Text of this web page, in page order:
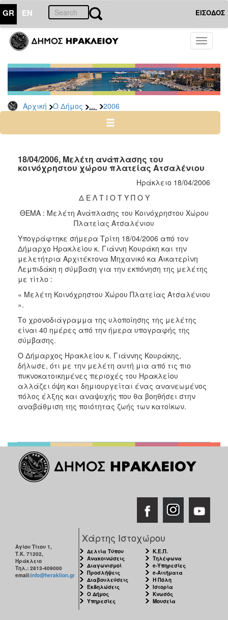
GR EN ΕΙΣΟΔΟΣ
Toggle
Αρχική Ο Δήμος ... 2006
ΔΗΜΟΣ
Δελτία
Τύπου
Αρχείο
2026
2024
2022
2019
2017
2016
2015
2013
2011
2010
ΤΟΠΟΣ
ΠΟΛΙΤΙΣΜΟΣ
ΑΝΘΕΚΤΙΚΗ
ΠΟΛΗ
18/04/2006, Μελέτη ανάπλασης του
κοινόχρηστου χώρου πλατείας Ατσαλένιου
Ηράκλειο 18/04/2006
Δ Ε Λ Τ Ι Ο Τ Υ Π Ο Υ
ΘΕΜΑ : Μελέτη Ανάπλασης του Κοινόχρηστου Χώρου
Πλατείας Ατσαλένιου
Υπογράφτηκε σήμερα Τρίτη 18/04/2006 από τον
Δήμαρχο Ηρακλείου κ. Γιάννη Κουράκη και την
μελετήτρια Αρχιτέκτονα Μηχανικό κα Αικατερίνη
Λεμπιδάκη η σύμβαση για την εκπόνηση της μελέτης
με τίτλο :
« Μελέτη Κοινόχρηστου Χώρου Πλατείας Ατσαλένιου
».
Το χρονοδιάγραμμα της υλοποίησης της μελέτης
είναι 40 ημέρες από την ήμερα υπογραφής της
σύμβασης.
Ο Δήμαρχος Ηρακλείου κ. Γιάννης Κουράκης,
δήλωσε, ότι με την μελέτη αυτή μια από τις πιο
πυκνοκατοικημένες περιοχές του Ηρακλείου
αλλάζει όψη και δημιουργείται ένας ανανεωμένος
πόλος έλξης και αναψυχής που θα βοηθήσει στην
αναβάθμιση της ποιότητας ζωής των κατοίκων.
Αγίου Τίτου 1,
Τ.Κ. 71202,
Ηράκλειο
Τηλ.: 2813-409000
email:info@heraklion.gr
Χάρτης Ιστοχώρου
Δελτία Τύπου
Ανακοινώσεις
Διαγωνισμοί
Προσλήψεις
Διαβουλεύσεις
Εκδηλώσεις
Ο Δήμος
Υπηρεσίες
Κ.Ε.Π.
Τηλέφωνα
e-Υπηρεσίες
e-Αιτήματα
Η Πόλη
Ιστορία
Κνωσός
Μουσεία